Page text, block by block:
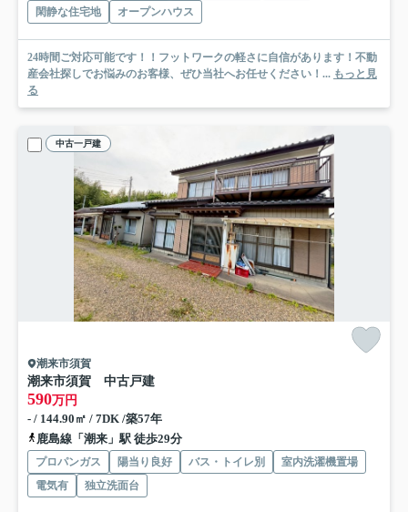
閑静な住宅地
オープンハウス
24時間ご対応可能です！！フットワークの軽さに自信があります！不動
産会社探しでお悩みのお客様、ぜひ当社へお任せください！... もっと見
る
中古一戸建
潮来市須賀
潮来市須賀 中古戸建
590万円
- / 144.90㎡ / 7DK /築57年
鹿島線「潮来」駅 徒歩29分
プロパンガス 陽当り良好 バス・トイレ別
室内洗濯機置場
電気有
独立洗面台